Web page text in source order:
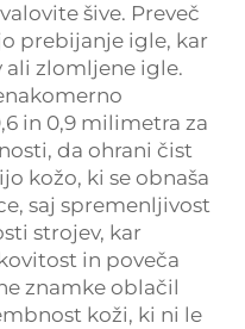
šive. Preveč
prebijanje igle, kar
ali zlomljene igle.
in 0,9 milimetra za
da ohrani čist
kožo, ki se obnaša
saj spremenljivost
strojev, kar
in poveča
znamke oblačil
koži, ki ni le